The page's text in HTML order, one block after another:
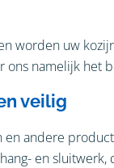
worden uw
ons namelijk het
veilig
andere
en